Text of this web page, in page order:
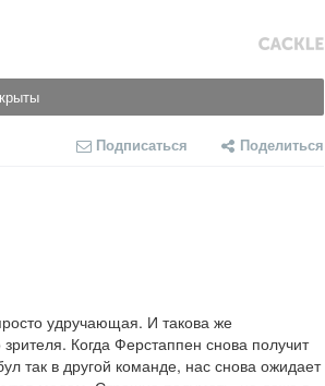
Подписаться Поделиться
удручающая. И такова же
Когда Ферстаппен снова получит
так в другой команде, нас снова ожидает